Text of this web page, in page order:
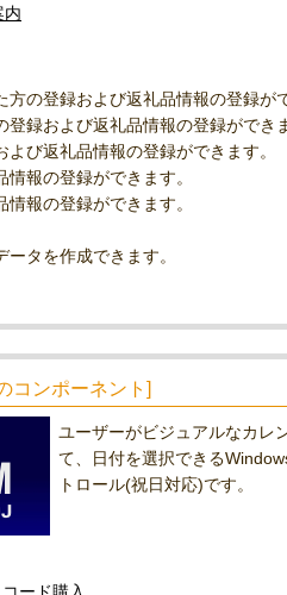
内
の登録および返礼品情報の登録が
録および返礼品情報の登録ができ
び返礼品情報の登録ができます。
報の登録ができます。
報の登録ができます。
タを作成できます。
コンポーネント]
ユーザーがビジュアルなカレ
て、日付を選択できる
トロール(祝日対応)です。